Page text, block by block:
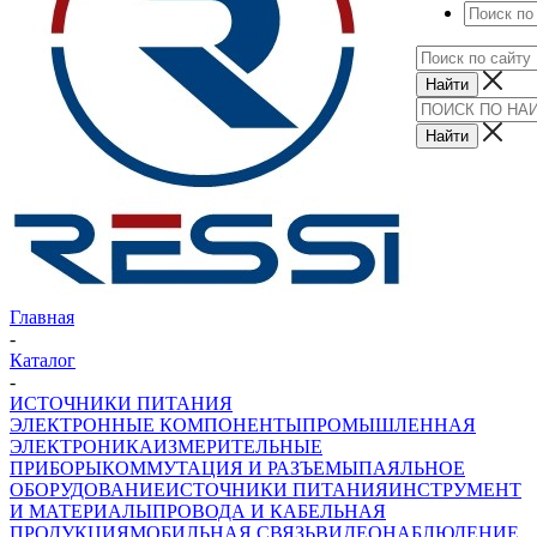
Главная
-
Каталог
-
ИСТОЧНИКИ ПИТАНИЯ
ЭЛЕКТРОННЫЕ КОМПОНЕНТЫПРОМЫШЛЕННАЯ
ЭЛЕКТРОНИКАИЗМЕРИТЕЛЬНЫЕ
ПРИБОРЫКОММУТАЦИЯ И РАЗЪЕМЫПАЯЛЬНОЕ
ОБОРУДОВАНИЕИСТОЧНИКИ ПИТАНИЯИНСТРУМЕНТ
И МАТЕРИАЛЫПРОВОДА И КАБЕЛЬНАЯ
ПРОДУКЦИЯМОБИЛЬНАЯ СВЯЗЬВИДЕОНАБЛЮДЕНИЕ